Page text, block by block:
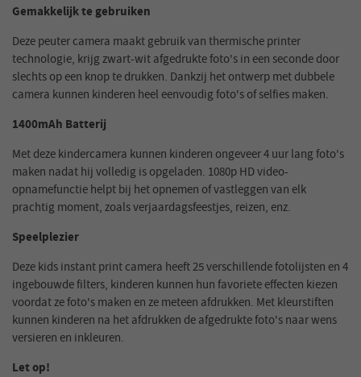
Gemakkelijk te gebruiken
Deze peuter camera maakt gebruik van thermische printer
technologie, krijg zwart-wit afgedrukte foto's in een seconde door
slechts op een knop te drukken. Dankzij het ontwerp met dubbele
camera kunnen kinderen heel eenvoudig foto's of selfies maken.
1400mAh Batterij
Met deze kindercamera kunnen kinderen ongeveer 4 uur lang foto's
maken nadat hij volledig is opgeladen. 1080p HD video-
opnamefunctie helpt bij het opnemen of vastleggen van elk
prachtig moment, zoals verjaardagsfeestjes, reizen, enz.
Speelplezier
Deze kids instant print camera heeft 25 verschillende fotolijsten en 4
ingebouwde filters, kinderen kunnen hun favoriete effecten kiezen
voordat ze foto's maken en ze meteen afdrukken. Met kleurstiften
kunnen kinderen na het afdrukken de afgedrukte foto's naar wens
versieren en inkleuren.
Let op!